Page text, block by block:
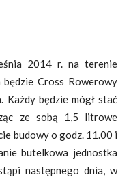
2014 r. na terenie
Cross Rowerowy
Każdy będzie mógł stać
ze sobą 1,5 litrowe
budowy o godz. 11.00 i
butelkowa jednostka
następnego dnia, w